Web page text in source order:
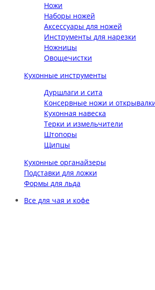
Ножи
Наборы ножей
Аксессуары для ножей
Инструменты для нарезки
Ножницы
Овощечистки
Кухонные инструменты
Дуршлаги и сита
Консервные ножи и
Кухонная навеска
Терки и измельчители
Штопоры
Щипцы
Кухонные органайзеры
Подставки для ложки
Формы для льда
Все для чая и кофе